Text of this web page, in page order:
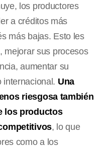
los productores
a créditos más
más bajas. Esto les
mejorar sus procesos
aumentar su
internacional. Una
riesgosa también
los productos
, lo que
como a los